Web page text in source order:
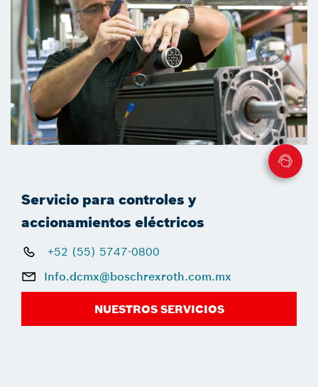
Servicio para controles y
accionamientos eléctricos
+52 (55) 5747-0800
Info.dcmx@boschrexroth.com.mx
NUESTROS SERVICIOS